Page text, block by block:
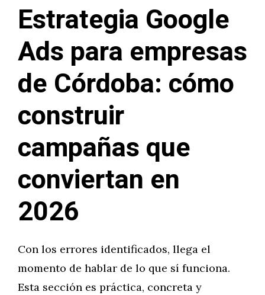
Estrategia Google
Ads para empresas
de Córdoba: cómo
construir
campañas que
conviertan en
2026
Con los errores identificados, llega el
momento de hablar de lo que sí funciona.
Esta sección es práctica, concreta y